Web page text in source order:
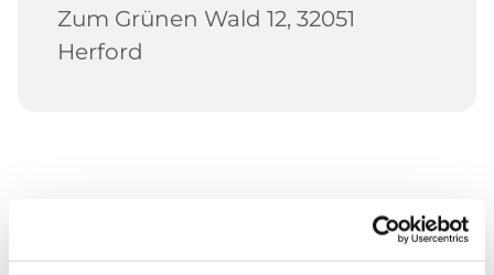
Zum Grünen Wald 12, 32051
Herford